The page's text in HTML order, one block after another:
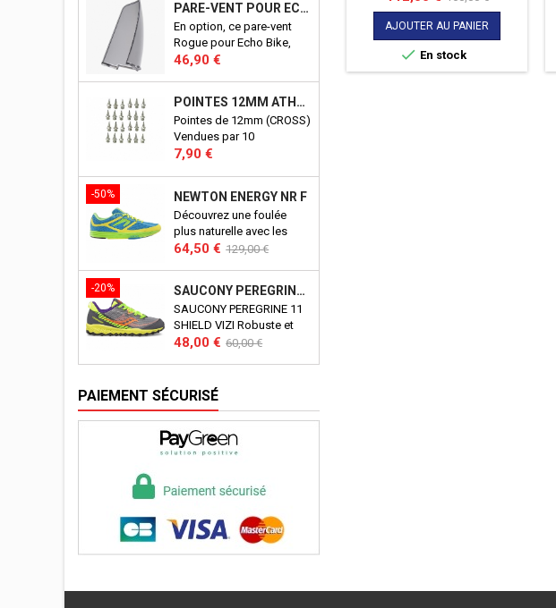
la pratique du CrossFit©.
D'une conceptions
robuste, il vous
accompagnera pendant
compétition. Aucun détail,
n'a été laissé au hasard !
PARE-VENT POUR ECHO BIKE ROGUE (ECHO BIKE WIND GUARD V3)
En option, ce pare-vent
Rogue pour Echo Bike,
vous protègera du vent
Produit officiel Rogue.
Prix
46,90 €
POINTES 12MM ATHLÉTISME
Pointes de 12mm (CROSS)
Vendues par 10
Prix
7,90 €
-50% NEWTON ENERGY NR F
Découvrez une foulée
plus naturelle avec les
newton energy.
Prix
64,50 € Prix
base
129,00 €
-20% SAUCONY PEREGRINE 11 SHIELD VIZI J
SAUCONY PEREGRINE 11
SHIELD VIZI Robuste et
polyvalente, la Peregrine
Imperméable, elle saura
accompagner votre enfant
dans tous ses périples !
Prix
48,00 € Prix
60,00 €
PAIEMENT SÉCURISÉ
Comptez sur vos OMNI 21 pour
vos courses quotidiennes.
Dotées d'un double amorti
PWRRUN, elles assureront une
grande fermeté et donc un
de
base
AJOUTER AU PANIER
 En stock